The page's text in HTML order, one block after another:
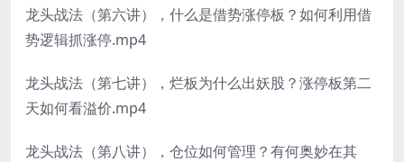
龙头战法（第六讲），什么是借势涨停板？如何利用借
势逻辑抓涨停.mp4
龙头战法（第七讲），烂板为什么出妖股？涨停板第二
天如何看溢价.mp4
龙头战法（第八讲），仓位如何管理？有何奥妙在其